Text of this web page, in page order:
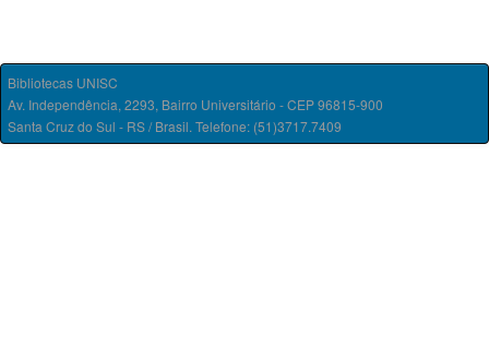
Bibliotecas UNISC
Av. Independência, 2293, Bairro Universitário - CEP 96815-900
Santa Cruz do Sul - RS / Brasil. Telefone: (51)3717.7409